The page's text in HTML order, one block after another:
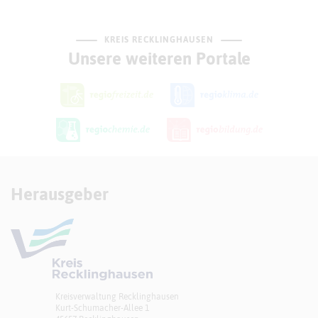
KREIS RECKLINGHAUSEN
Unsere weiteren Portale
Herausgeber
Kreisverwaltung Recklinghausen
Kurt-Schumacher-Allee 1